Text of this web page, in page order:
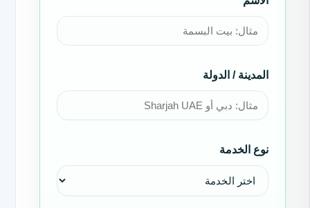
المدينة / الدولة
نوع الخدمة